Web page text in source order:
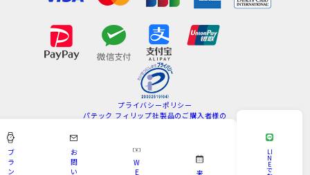
プライバシーポリシー
パテック フィリップ社製品のご購入者様の
サイトマップ
Copyright © KAMINE All Rights Reserved.
ブ
ラ
ン
お
問
い
W
E 来
LI
N
E
で